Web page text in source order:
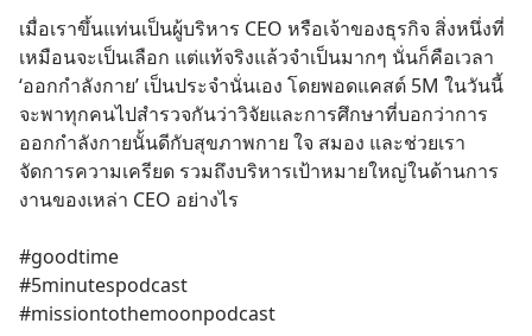
เมื่อเราขึ้นแท่นเป็นผู้บริหาร CEO หรือเจ้าของธุรกิจ สิ่งหนึ่งที่
เหมือนจะเป็นเลือก แต่แท้จริงแล้วจำเป็นมากๆ นั่นก็คือเวลา
‘ออกกำลังกาย’ เป็นประจำนั่นเอง โดยพอดแคสต์ 5M ในวันนี้
จะพาทุกคนไปสำรวจกันว่าวิจัยและการศึกษาที่บอกว่าการ
ออกกำลังกายนั้นดีกับสุขภาพกาย ใจ สมอง และช่วยเรา
จัดการความเครียด รวมถึงบริหารเป้าหมายใหญ่ในด้านการ
งานของเหล่า CEO อย่างไร
#goodtime
#5minutespodcast
#missiontothemoonpodcast